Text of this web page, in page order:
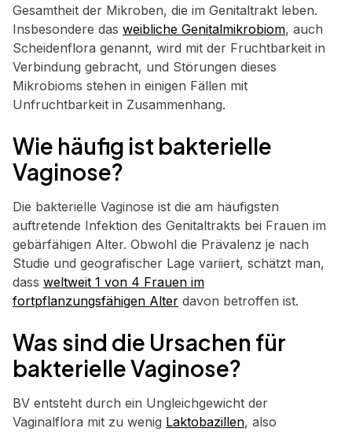
Gesamtheit der Mikroben, die im Genitaltrakt leben.
Insbesondere das weibliche Genitalmikrobiom, auch
Scheidenflora genannt, wird mit der Fruchtbarkeit in
Verbindung gebracht, und Störungen dieses
Mikrobioms stehen in einigen Fällen mit
Unfruchtbarkeit in Zusammenhang.
Wie häufig ist bakterielle
Vaginose?
Die bakterielle Vaginose ist die am häufigsten
auftretende Infektion des Genitaltrakts bei Frauen im
gebärfähigen Alter. Obwohl die Prävalenz je nach
Studie und geografischer Lage variiert, schätzt man,
dass weltweit 1 von 4 Frauen im
fortpflanzungsfähigen Alter davon betroffen ist.
Was sind die Ursachen für
bakterielle Vaginose?
BV entsteht durch ein Ungleichgewicht der
Vaginalflora mit zu wenig Laktobazillen, also